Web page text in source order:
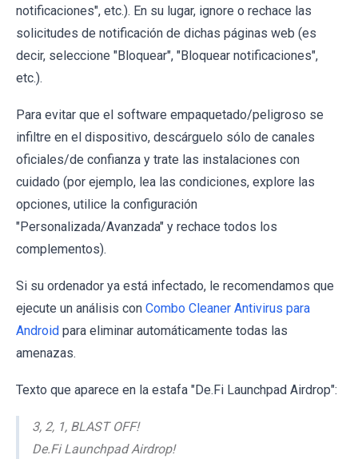
notificaciones", etc.). En su lugar, ignore o rechace las
solicitudes de notificación de dichas páginas web (es
decir, seleccione "Bloquear", "Bloquear notificaciones",
etc.).
Para evitar que el software empaquetado/peligroso se
infiltre en el dispositivo, descárguelo sólo de canales
oficiales/de confianza y trate las instalaciones con
cuidado (por ejemplo, lea las condiciones, explore las
opciones, utilice la configuración
"Personalizada/Avanzada" y rechace todos los
complementos).
Si su ordenador ya está infectado, le recomendamos que
ejecute un análisis con Combo Cleaner Antivirus para
Android para eliminar automáticamente todas las
amenazas.
Texto que aparece en la estafa "De.Fi Launchpad Airdrop":
3, 2, 1, BLAST OFF!
De.Fi Launchpad Airdrop!